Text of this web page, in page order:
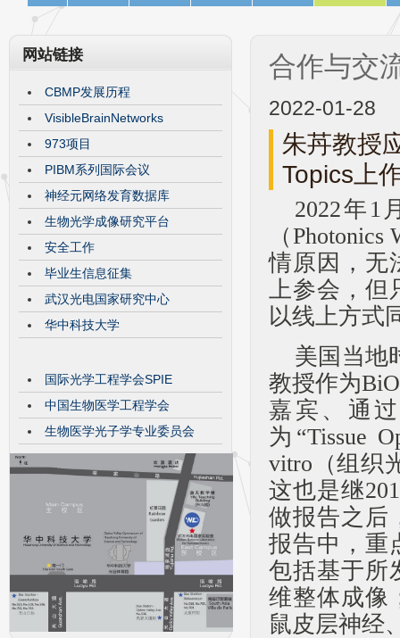
网站链接
CBMP发展历程
VisibleBrainNetworks
973项目
PIBM系列国际会议
神经元网络发育数据库
生物光学成像研究平台
安全工作
毕业生信息征集
武汉光电国家研究中心
华中科技大学
国际光学工程学会SPIE
中国生物医学工程学会
生物医学光子学专业委员会
合作与交
2022-01-28
朱䒟教授
Topics上
2022年1
（
情原因，无
上参会，但
以线上方式
美国当地
教授作为
嘉宾、通
为“Tissue
vitro（组织
这也是继
做报告之后
报告中，重
包括基于所
维整体成像
鼠皮层神经